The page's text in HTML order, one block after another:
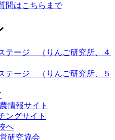
問はこちらまで
テージ （りんご研究所、４
テージ （りんご研究所、５